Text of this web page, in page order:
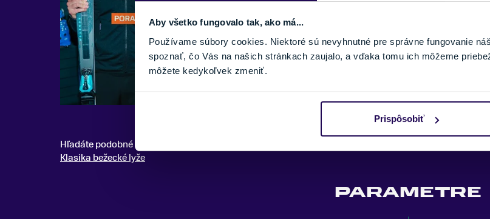
Aby všetko fungovalo tak, ako má...
Používame súbory cookies. Niektoré sú nevyhnutné pre správne fungovanie
spoznať, čo Vás na našich stránkach zaujalo, a vďaka tomu ich môžeme
môžete kedykoľvek zmeniť.
Prispôsobiť
Hľadáte podobné modely? Pozrite si celú kategóriu
Klasika bežecké lyže
PARAMETRE